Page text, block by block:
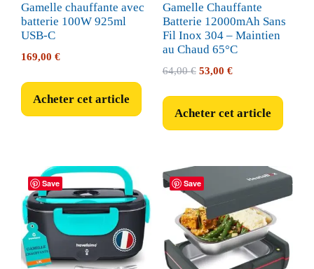
Gamelle chauffante avec
batterie 100W 925ml
USB-C
169,00 €
Acheter cet article
Gamelle Chauffante
Batterie 12000mAh Sans
Fil Inox 304 – Maintien
au Chaud 65°C
64,00€ Le
était :
53,00 €Le
est :
Acheter cet article
Save Save